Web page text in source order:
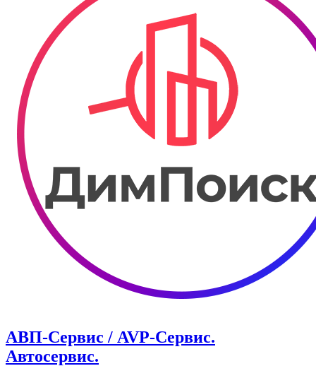
АВП-Сервис / AVP-Сервис.
Автосервис.